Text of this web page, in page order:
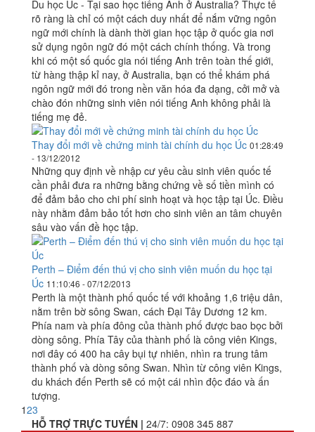
Du học Úc - Tại sao học tiếng Anh ở Australia? Thực tế
rõ ràng là chỉ có một cách duy nhất để nắm vững ngôn
ngữ mới chính là dành thời gian học tập ở quốc gia nơi
sử dụng ngôn ngữ đó một cách chính thống. Và trong
khi có một số quốc gia nói tiếng Anh trên toàn thế giới,
từ hàng thập kỉ nay, ở Australia, bạn có thể khám phá
ngôn ngữ mới đó trong nền văn hóa đa dạng, cởi mở và
chào đón những sinh viên nói tiếng Anh không phải là
tiếng mẹ đẻ.
Thay đổi mới về chứng minh tài chính du học Úc 01:28:49
- 13/12/2012
Những quy định về nhập cư yêu cầu sinh viên quốc tế
cần phải đưa ra những bằng chứng về số tiền mình có
để đảm bảo cho chi phí sinh hoạt và học tập tại Úc. Điều
này nhằm đảm bảo tốt hơn cho sinh viên an tâm chuyên
sâu vào vấn đề học tập.
Perth – Điểm đến thú vị cho sinh viên muốn du học tại
Úc 11:10:46 - 07/12/2013
Perth là một thành phố quốc tế với khoảng 1,6 triệu dân,
nằm trên bờ sông Swan, cách Đại Tây Dương 12 km.
Phía nam và phía đông của thành phố được bao bọc bởi
dòng sông. Phía Tây của thành phố là công viên Kings,
nơi đây có 400 ha cây bụi tự nhiên, nhìn ra trung tâm
thành phố và dòng sông Swan. Nhìn từ công viên Kings,
du khách đến Perth sẽ có một cái nhìn độc đáo và ấn
tượng.
123
HỖ TRỢ TRỰC TUYẾN | 24/7: 0908 345 887